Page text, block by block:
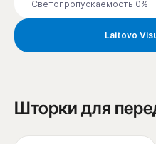
Светопропускаемость 0%
Laitovo
Шторки для